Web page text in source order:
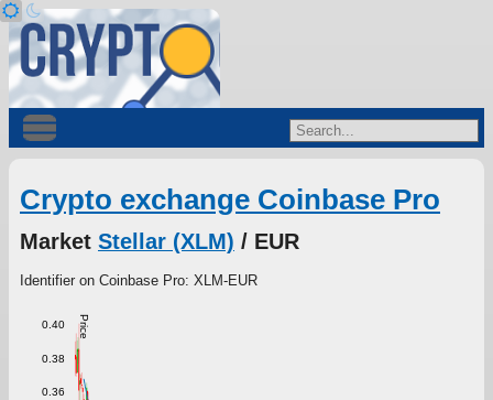
Crypto exchange Coinbase Pro
Market Stellar (XLM) / EUR
Identifier on Coinbase Pro: XLM-EUR
Price
0.36
0.38
0.40